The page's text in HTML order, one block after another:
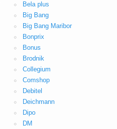
Bela plus
Big Bang
Big Bang Maribor
Bonprix
Bonus
Brodnik
Collegium
Comshop
Debitel
Deichmann
Dipo
DM